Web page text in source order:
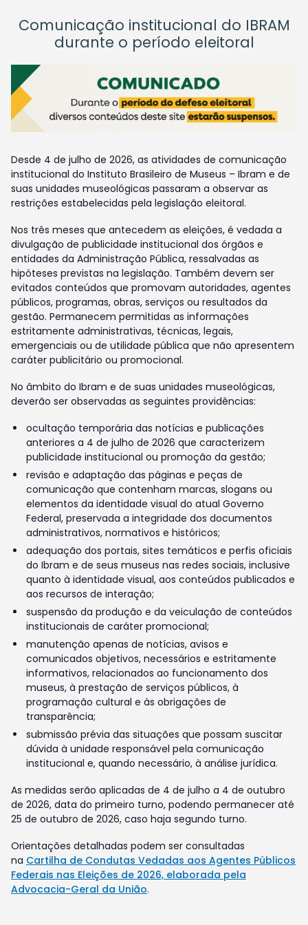
Comunicação institucional do IBRAM
durante o período eleitoral
Desde 4 de julho de 2026, as atividades de comunicação
institucional do Instituto Brasileiro de Museus – Ibram e de
suas unidades museológicas passaram a observar as
restrições estabelecidas pela legislação eleitoral.
Nos três meses que antecedem as eleições, é vedada a
divulgação de publicidade institucional dos órgãos e
entidades da Administração Pública, ressalvadas as
hipóteses previstas na legislação. Também devem ser
evitados conteúdos que promovam autoridades, agentes
públicos, programas, obras, serviços ou resultados da
gestão. Permanecem permitidas as informações
estritamente administrativas, técnicas, legais,
emergenciais ou de utilidade pública que não apresentem
caráter publicitário ou promocional.
No âmbito do Ibram e de suas unidades museológicas,
deverão ser observadas as seguintes providências:
ocultação temporária das notícias e publicações
anteriores a 4 de julho de 2026 que caracterizem
publicidade institucional ou promoção da gestão;
revisão e adaptação das páginas e peças de
comunicação que contenham marcas, slogans ou
elementos da identidade visual do atual Governo
Federal, preservada a integridade dos documentos
administrativos, normativos e históricos;
adequação dos portais, sites temáticos e perfis oficiais
do Ibram e de seus museus nas redes sociais, inclusive
quanto à identidade visual, aos conteúdos publicados e
aos recursos de interação;
suspensão da produção e da veiculação de conteúdos
institucionais de caráter promocional;
manutenção apenas de notícias, avisos e
comunicados objetivos, necessários e estritamente
informativos, relacionados ao funcionamento dos
museus, à prestação de serviços públicos, à
programação cultural e às obrigações de
transparência;
submissão prévia das situações que possam suscitar
dúvida à unidade responsável pela comunicação
institucional e, quando necessário, à análise jurídica.
As medidas serão aplicadas de 4 de julho a 4 de outubro
de 2026, data do primeiro turno, podendo permanecer até
25 de outubro de 2026, caso haja segundo turno.
Orientações detalhadas podem ser consultadas
na Cartilha de Condutas Vedadas aos Agentes Públicos
Federais nas Eleições de 2026, elaborada pela
Advocacia-Geral da União.